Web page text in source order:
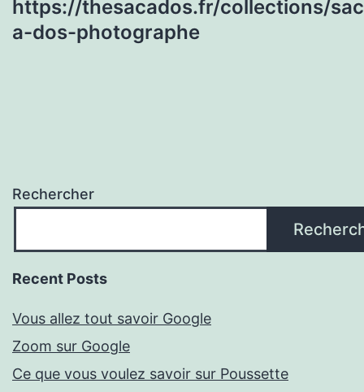
https://thesacados.fr/collections/
a-dos-photographe
Rechercher
Recent Posts
Vous allez tout savoir Google
Zoom sur Google
Ce que vous voulez savoir sur Poussette